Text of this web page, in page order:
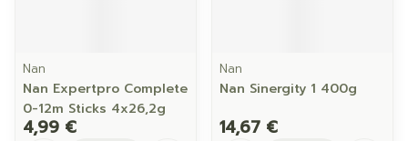
Nan
Nan Expertpro Complete
0-12m Sticks 4x26,2g
4,99 €
Nan
Nan Sinergity 1 400g
14,67 €